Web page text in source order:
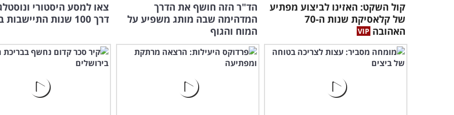
קול השקט: האזינו לביצוע מפתיע
של קלאסיקת שנות ה-70
האהובה
הד"ר הזה חושף את הדרך
המדהימה שבה מותג משפיע על
המוח והגוף
צאו למסע היסטורי
דרך 100 שנות התיישבות בארץ